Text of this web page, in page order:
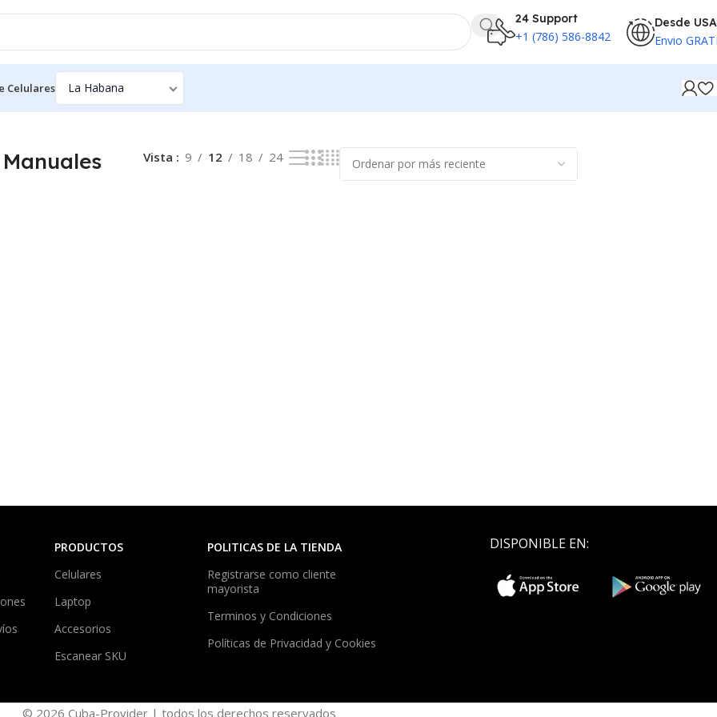
24 Support
+1 (786) 586-8842
Desde USA
Envio
Celulares
el único resultado
Vista 9 12 18 24
PRODUCTOS
Celulares
Laptop
Accesorios
Escanear SKU
POLITICAS DE LA TIENDA
Registrarse como cliente
mayorista
Terminos y Condiciones
Políticas de Privacidad y Cookies
DISPONIBLE EN:
© 2026 Cuba-Provider | todos los derechos reservados